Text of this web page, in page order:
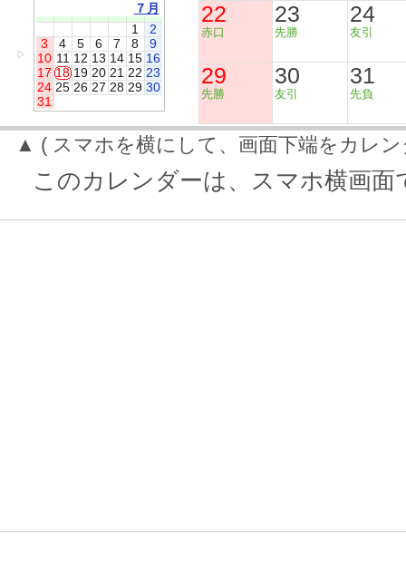
▷
７月
1
2
3
4 5 6 7 8
9
10 11 12 13 14 15 16
17 18 19 20 21 22 23
24 25 26 27 28 29 30
31
22
赤口
23
先勝
24
友引
29
先勝
30
友引
31
先負
▲ ( スマホを横にして、画面下端をカレ
このカレンダーは、スマホ横画面